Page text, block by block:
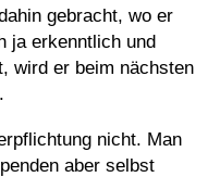
gebracht, wo er
ja erkenntlich und
wird er beim nächsten
nicht. Man
aber selbst